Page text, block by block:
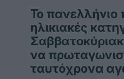
Το πανελλήνιο
ηλικιακές
να
ταυτόχρονα